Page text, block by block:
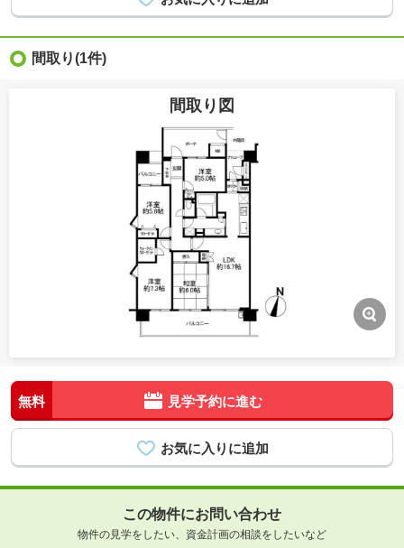
間取り(1件)
間取り図
無料 見学予約に進む
この物件にお問い合わせ
物件の見学をしたい、資金計画の相談をしたいなど